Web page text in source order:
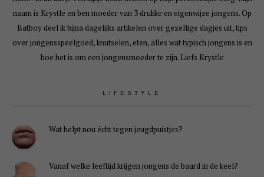
naam is Krystle en ben moeder van 3 drukke en eigenwijze jongens. Op
Batboy deel ik bijna dagelijks artikelen over gezellige dagjes uit, tips
over jongensspeelgoed, knutselen, eten, alles wat typisch jongens is en
hoe het is om een jongensmoeder te zijn. Liefs Krystle
LIFESTYLE
Wat helpt nou écht tegen jeugdpuistjes?
Vanaf welke leeftijd krijgen jongens de baard in de keel?